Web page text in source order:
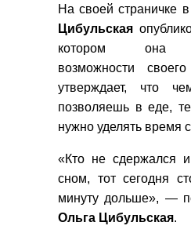
На своей страничке
Цибульская
котором она
возможности
утверждает, что
позволяешь в еде,
нужно уделять время
«Кто не сдержался
сном, тот сегодня
минуту дольше», —
Ольга Цибульская.